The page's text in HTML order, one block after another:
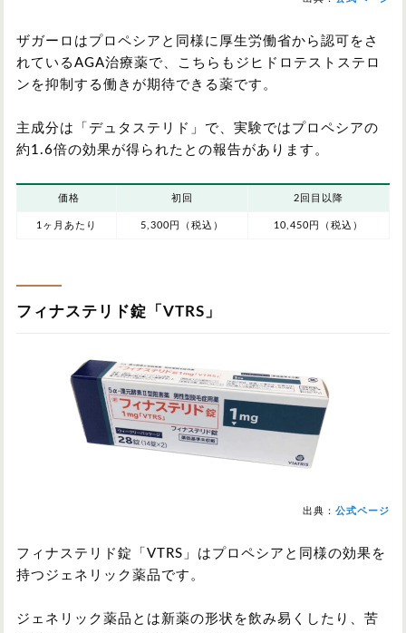
ザガーロはプロペシアと同様に厚生労働省から認可をさ
れているAGA治療薬で、こちらもジヒドロテストステロ
ンを抑制する働きが期待できる薬です。
主成分は「デュタステリド」で、実験ではプロペシアの
約1.6倍の効果が得られたとの報告があります。
価格 初回 2回目以降
1ヶ月あたり 5,300円（税込） 10,450円（税込）
フィナステリド錠「VTRS」
出典： 公式ページ
フィナステリド錠「VTRS」はプロペシアと同様の効果を
持つジェネリック薬品です。
ジェネリック薬品とは新薬の形状を飲み易くしたり、苦